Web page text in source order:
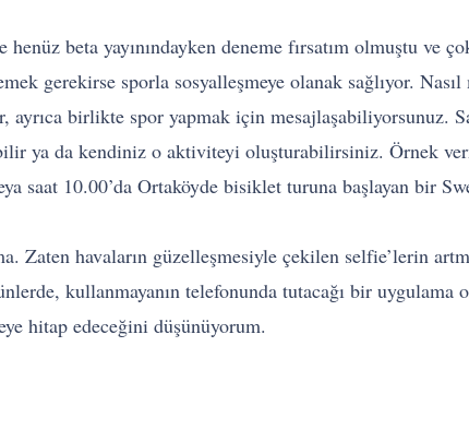
beta yayınındayken deneme fırsatım olmuştu ve
gerekirse sporla sosyalleşmeye olanak sağlıyor. Nasıl
birlikte spor yapmak için mesajlaşabiliyorsunuz.
ya da kendiniz o aktiviteyi oluşturabilirsiniz. Örnek
saat 10.00’da Ortaköyde bisiklet turuna başlayan bir
Zaten havaların güzelleşmesiyle çekilen selfie’lerin
kullanmayanın telefonunda tutacağı bir uygulama
hitap edeceğini düşünüyorum.